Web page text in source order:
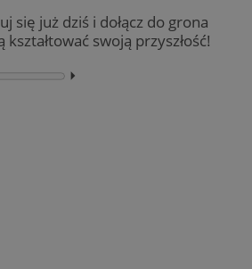
się już dziś i dołącz do grona
swoją przyszłość!
⏵︎